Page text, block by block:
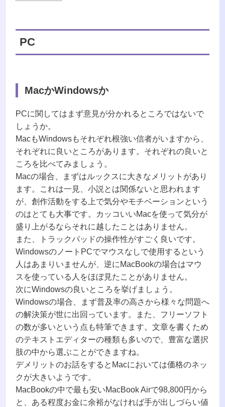
PC
MacかWindowsか
PCに関してはまず意見が分かれるところではないで
しょうか。
MacもWindowsもそれぞれ根強い信者がいますから、
それぞれに良いところがあります。それぞれの良いと
ころを比べてみましょう。
Macの場合、まずはルックスに大きなメリットがあり
ます。これは一見、小説とは関係ないと思われます
が、創作活動をする上で気分やモチベーションという
のはとても大事です。カッコいいMacを使って気分が
盛り上がるならそれに越したことはありません。
また、トラックパッドの操作性がすごく良いです。
WindowsのノートPCでマウスなしで使用するという
人はあまりいませんが、逆にMacBookの場合はマウ
スを使っている人をほぼ見たことがありません。
次にWindowsの良いところを挙げましょう。
Windowsの場合、まず普及率の高さから様々な問題へ
の解決策が世に出回っています。また、フリーソフト
の数が多いという点も特筆できます。文章を書くため
のテキストエディターの種類も多いので、豊富な選択
肢の中から選ぶことができますね。
デメリットのお話をするとMacにおいては価格のネッ
クが大きいようです。
MacBookの中で最も安いMacBook Airで98,800円から
と、ある程度お金に余裕がなければ手が出しづらい値